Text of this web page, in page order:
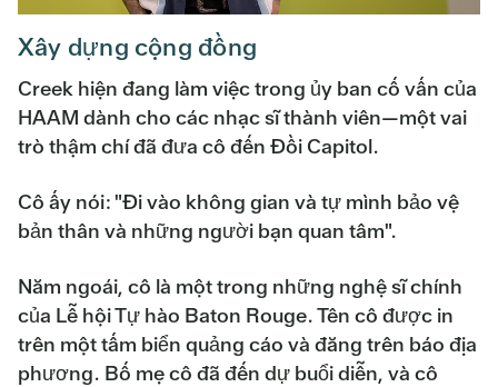
Xây dựng cộng đồng
Creek hiện đang làm việc trong ủy ban cố vấn của
HAAM dành cho các nhạc sĩ thành viên—một vai
trò thậm chí đã đưa cô đến Đồi Capitol.
Cô ấy nói: "Đi vào không gian và tự mình bảo vệ
bản thân và những người bạn quan tâm".
Năm ngoái, cô là một trong những nghệ sĩ chính
của Lễ hội Tự hào Baton Rouge. Tên cô được in
trên một tấm biển quảng cáo và đăng trên báo địa
phương. Bố mẹ cô đã đến dự buổi diễn, và cô